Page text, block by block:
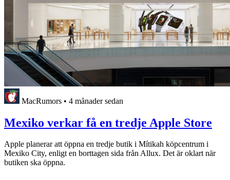
MacRumors • 4 månader sedan
Mexiko verkar få en tredje Apple Store
Apple planerar att öppna en tredje butik i Mítikah köpcentrum i
Mexiko City, enligt en borttagen sida från Allux. Det är oklart när
butiken ska öppna.